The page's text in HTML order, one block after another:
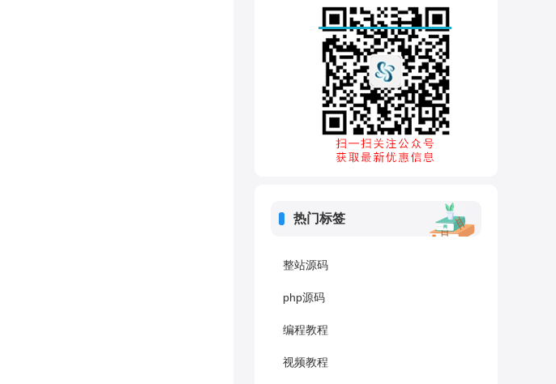
热门标签
整站源码
php源码
编程教程
视频教程